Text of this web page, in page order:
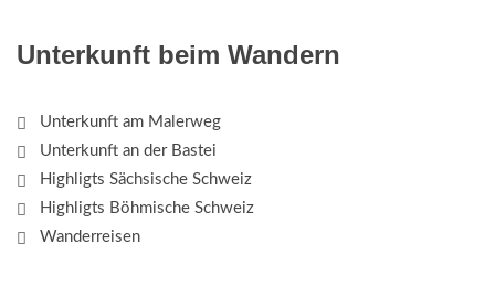
Unterkunft beim Wandern
Unterkunft am Malerweg
Unterkunft an der Bastei
Highligts Sächsische Schweiz
Highligts Böhmische Schweiz
Wanderreisen